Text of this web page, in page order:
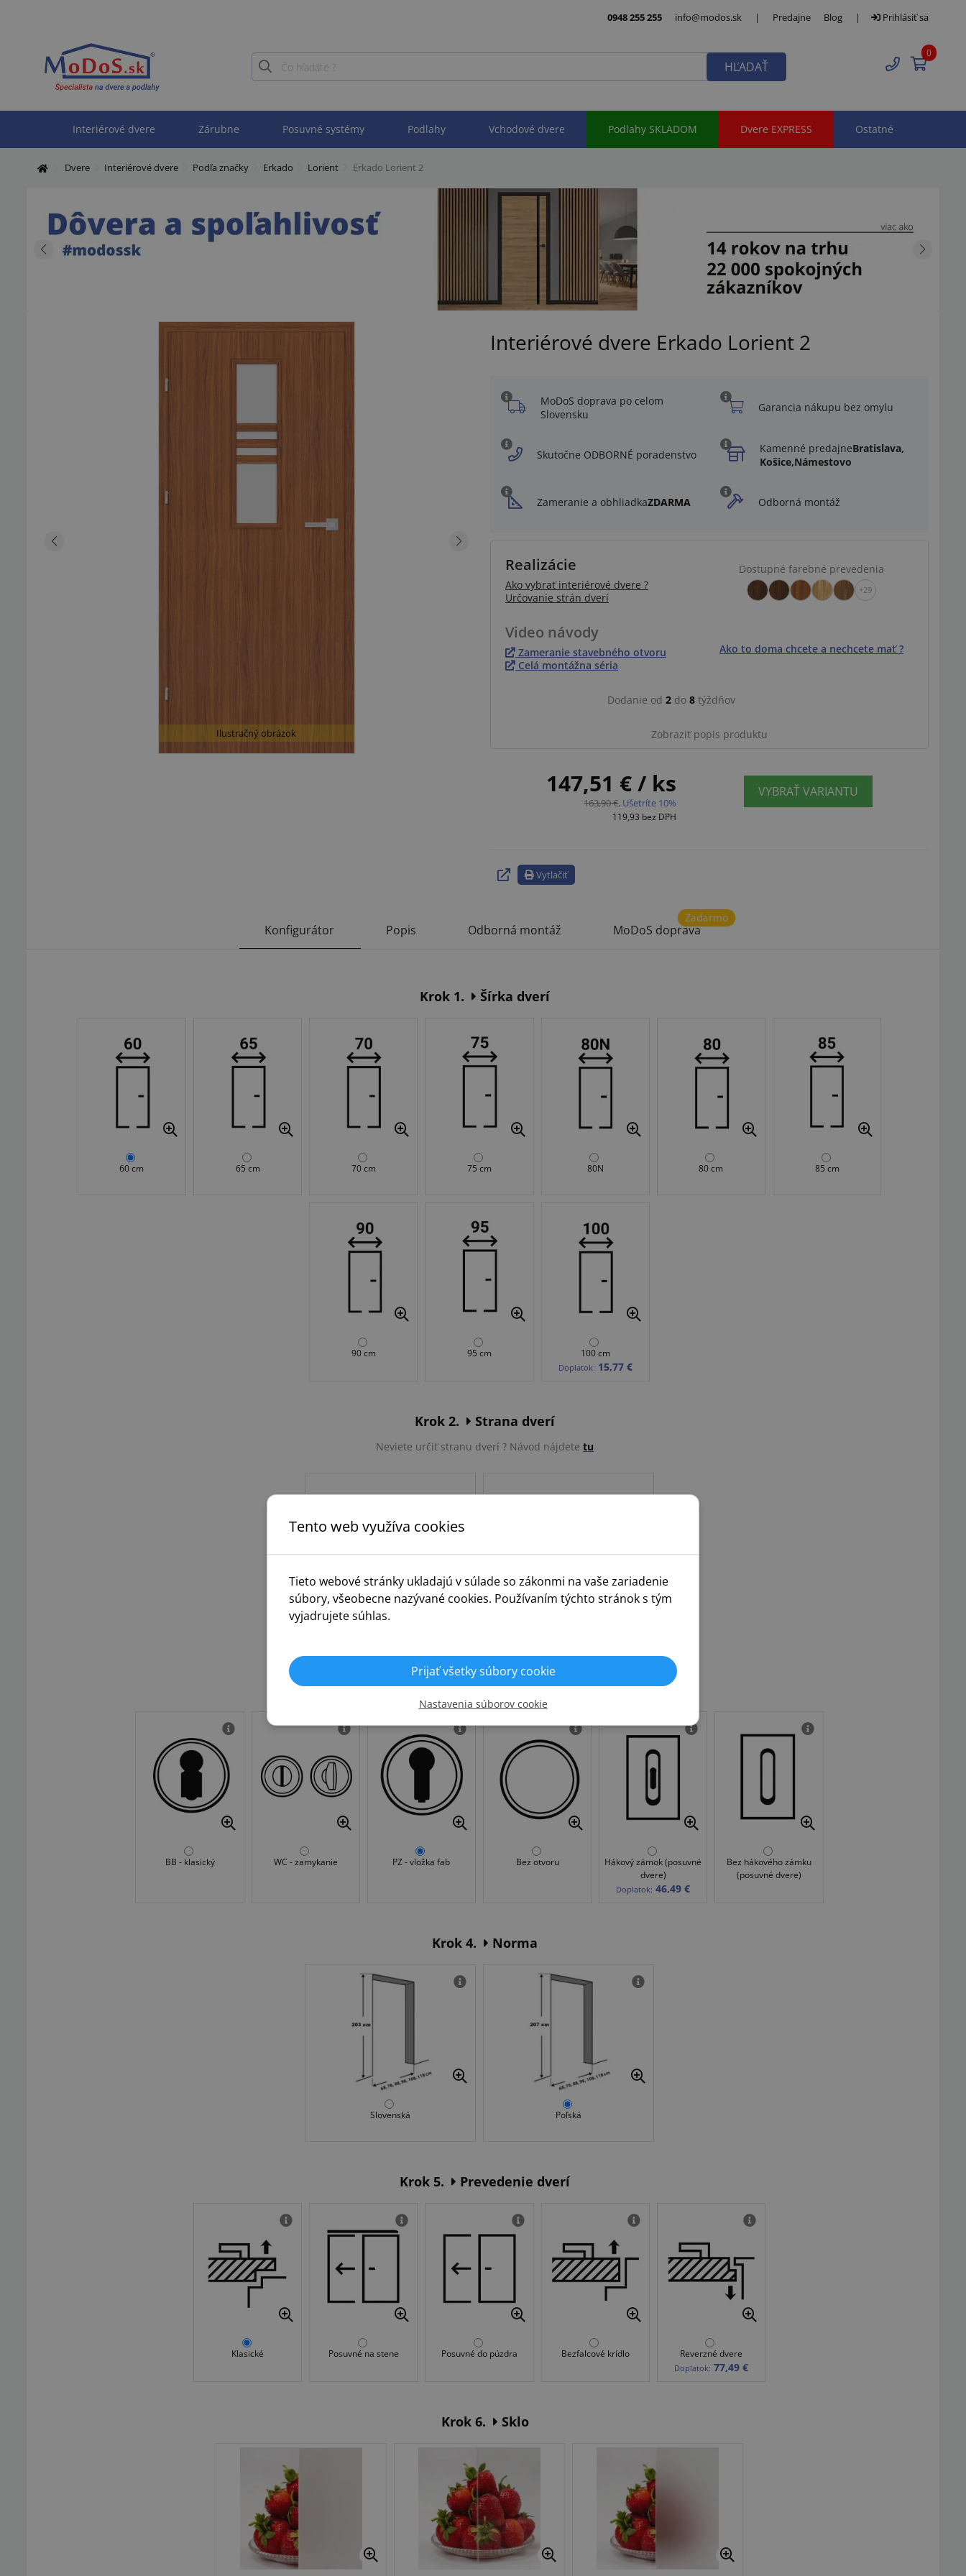
0948 255 255 info@modos.sk | Predajne Blog | Prihlásiť sa
HĽADAŤ
0
Interiérové dvere Zárubne Posuvné systémy Podlahy Vchodové dvere Podlahy SKLADOM Dvere EXPRESS Ostatné
Dvere Interiérové dvere Podľa značky Erkado Lorient Erkado Lorient 2
Ilustračný obrázok Ilustračný obrázok
Interiérové dvere Erkado Lorient 2
MoDoS doprava po celom
Slovensku
Garancia nákupu bez omylu
Skutočne ODBORNÉ poradenstvo Kamenné predajneBratislava,
Košice,Námestovo
Zameranie a obhliadkaZDARMA Odborná montáž
Realizácie
Ako vybrať interiérové dvere ?
Určovanie strán dverí
Dostupné farebné prevedenia
+29
Video návody
Zameranie stavebného otvoru
Celá montážna séria
Ako to doma chcete a nechcete mať ?
Dodanie od 2 do 8 týždňov
Zobraziť popis produktu
147,51 € / ks
163,90 €, Ušetríte 10%
119,93 bez DPH
VYBRAŤ VARIANTU
Vytlačiť
Konfigurátor Popis Odborná montáž
Zadarmo
MoDoS doprava
Krok 1. Šírka dverí
60 cm 65 cm 70 cm 75 cm 80N 80 cm 85 cm
90 cm 95 cm 100 cm
Doplatok: 15,77 €
Krok 2. Strana dverí
Neviete určiť stranu dverí ? Návod nájdete tu
ľavá
Krok 3. Typ zámku
BB - klasický WC - zamykanie PZ - vložka fab Bez otvoru
Hákový zámok (posuvné
dvere)
Doplatok: 46,49 €
Bez hákového zámku
(posuvné dvere)
Krok 4. Norma
Slovenská Poľská
Krok 5. Prevedenie dverí
Klasické Posuvné na stene Posuvné do púzdra Bezfalcové krídlo Reverzné dvere
Doplatok: 77,49 €
Krok 6. Sklo
Tento web využíva cookies
Tieto webové stránky ukladajú v súlade so zákonmi na vaše zariadenie
súbory, všeobecne nazývané cookies. Používaním týchto stránok s tým
vyjadrujete súhlas.
Prijať všetky súbory cookie
Nastavenia súborov cookie